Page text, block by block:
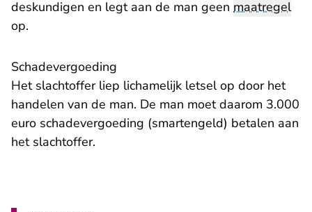
deskundigen en legt aan de man geen maatregel
op.
Schadevergoeding
Het slachtoffer liep lichamelijk letsel op door het
handelen van de man. De man moet daarom 3.000
euro schadevergoeding (smartengeld) betalen aan
het slachtoffer.